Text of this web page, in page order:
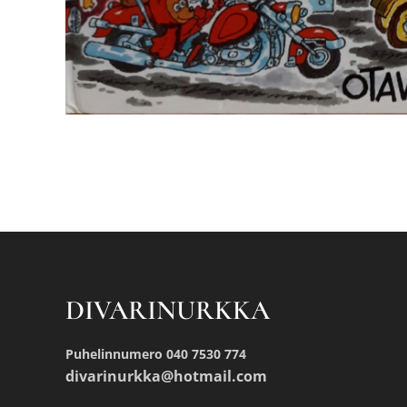
DIVARINURKKA
Puhelinnumero 040 7530 774
divarinurkka@hotmail.com